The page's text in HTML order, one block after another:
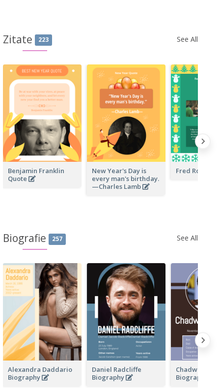
Zitate 223 See All
Benjamin Franklin
Quote
New Year's Day is
every man's birthday.
—Charles Lamb
Fred Rogers
Biografie 257 See All
Alexandra Daddario
Biography
Daniel Radcliffe
Biography
Chadwick
Biography